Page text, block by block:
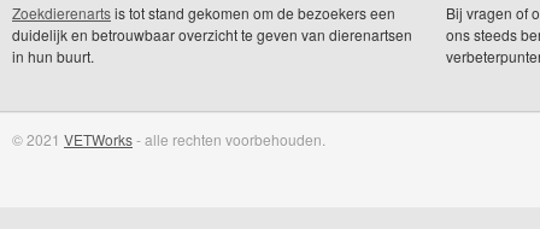
Zoekdierenartsis tot stand gekomen om de bezoekers een
duidelijk en betrouwbaar overzicht te geven van dierenartsen
in hun buurt.
Bij vragen of
ons steeds
© 2021 VETWorks- alle rechten voorbehouden.